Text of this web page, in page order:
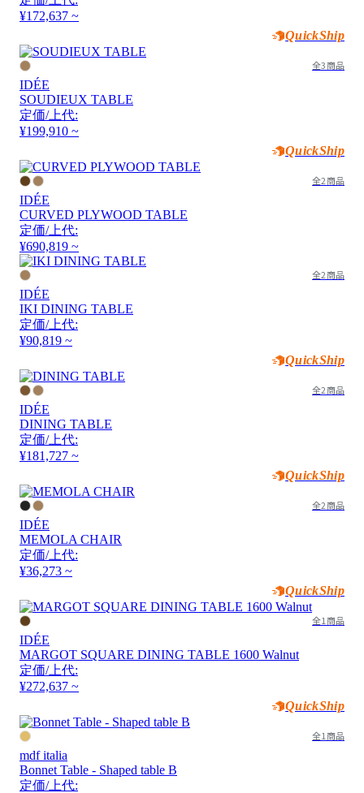
¥172,637 ~
QuickShip
全3商品
IDÉE
SOUDIEUX TABLE
定価/上代:
¥199,910 ~
QuickShip
全2商品
IDÉE
CURVED PLYWOOD TABLE
定価/上代:
¥690,819 ~
全2商品
IDÉE
IKI DINING TABLE
定価/上代:
¥90,819 ~
QuickShip
全2商品
IDÉE
DINING TABLE
定価/上代:
¥181,727 ~
QuickShip
全2商品
IDÉE
MEMOLA CHAIR
定価/上代:
¥36,273 ~
QuickShip
全1商品
IDÉE
MARGOT SQUARE DINING TABLE 1600 Walnut
定価/上代:
¥272,637 ~
QuickShip
全1商品
mdf italia
Bonnet Table - Shaped table B
定価/上代: